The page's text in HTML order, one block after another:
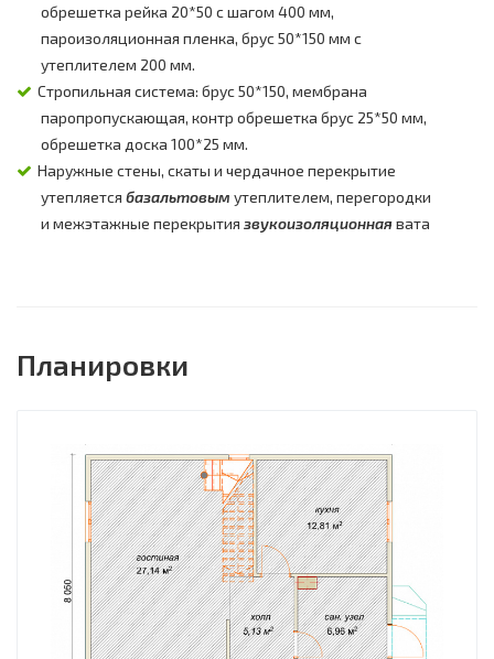
обрешетка рейка 20*50 с шагом 400 мм,
пароизоляционная пленка, брус 50*150 мм с
утеплителем 200 мм.
Стропильная система: брус 50*150, мембрана
паропропускающая, контр обрешетка брус 25*50 мм,
обрешетка доска 100*25 мм.
Наружные стены, скаты и чердачное перекрытие
утепляется базальтовым утеплителем, перегородки
и межэтажные перекрытия звукоизоляционнаявата
Планировки